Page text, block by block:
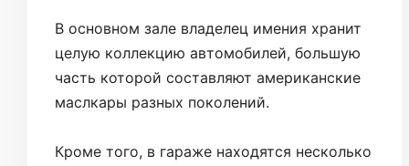
В основном зале владелец имения хранит
целую коллекцию автомобилей, большую
часть которой составляют американские
маслкары разных поколений.
Кроме того, в гараже находятся несколько